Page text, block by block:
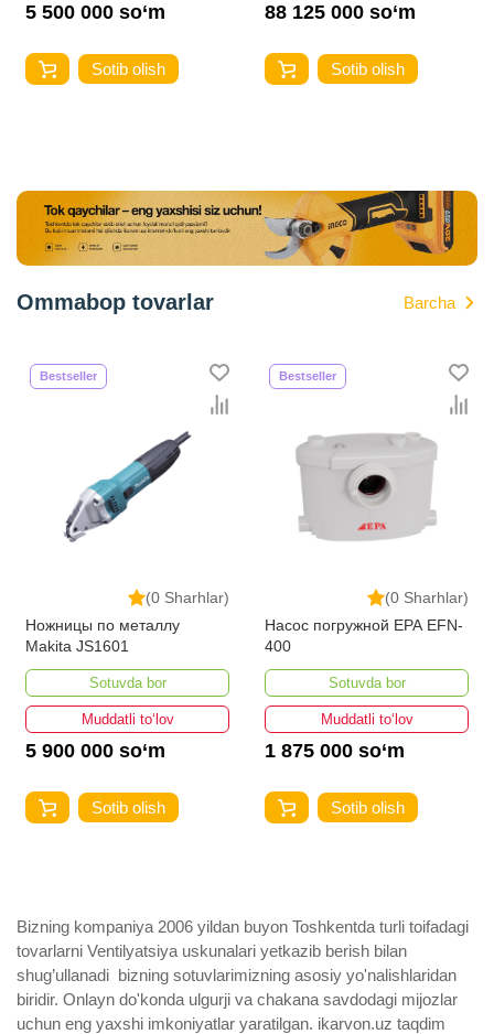
5 500 000 so‘m
Sotib olish
88 125 000 so‘m
Sotib olish
Ommabop tovarlar Barcha
(0 Sharhlar)
Bestseller
Ножницы по металлу
Makita JS1601
Sotuvda bor
Muddatli to‘lov
5 900 000 so‘m
Sotib olish
(0 Sharhlar)
Bestseller
Насос погружной EPA EFN-
400
Sotuvda bor
Muddatli to‘lov
1 875 000 so‘m
Sotib olish
Bizning kompaniya 2006 yildan buyon Toshkentda turli toifadagi
tovarlarni Ventilyatsiya uskunalari yetkazib berish bilan
shug’ullanadi ­ bizning sotuvlarimizning asosiy yo'nalishlaridan
biridir. Onlayn do'konda ulgurji va chakana savdodagi mijozlar
uchun eng yaxshi imkoniyatlar yaratilgan. ikarvon.uz taqdim